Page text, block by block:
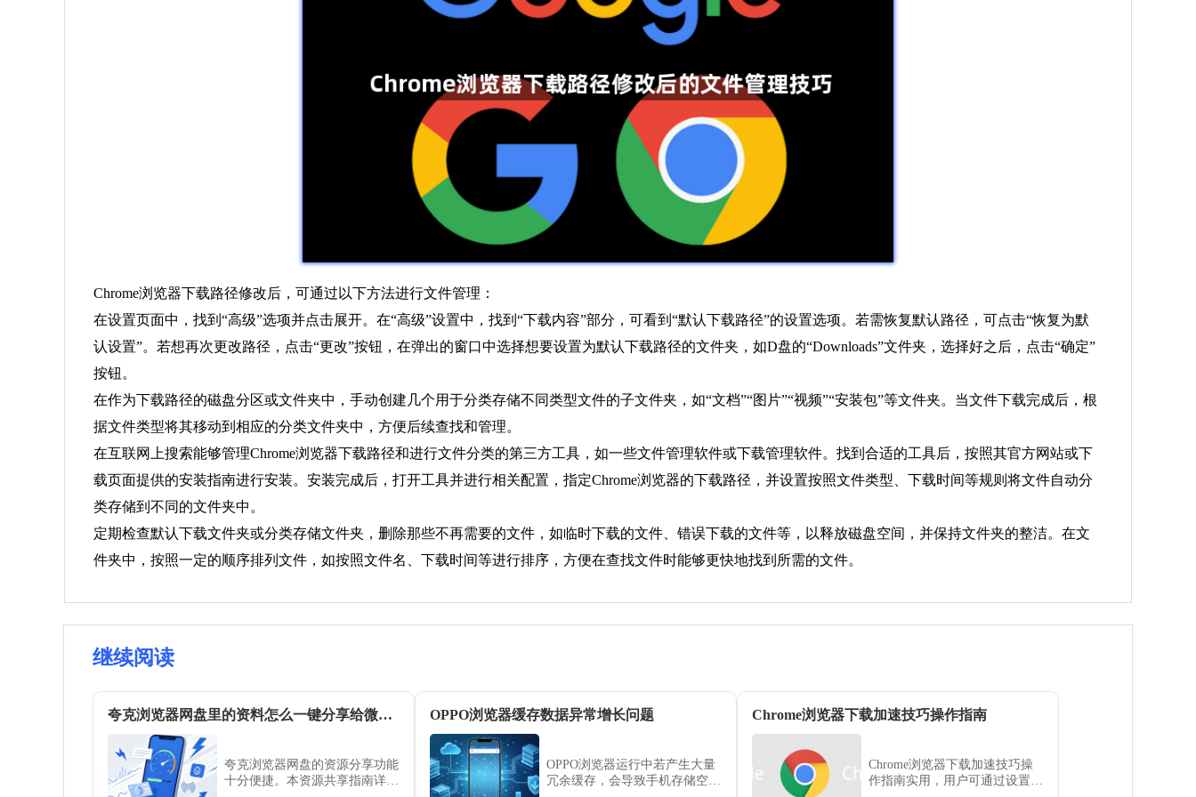
Chrome浏览器下载路径修改后，可通过以下方法进行文件管理：
在设置页面中，找到“高级”选项并点击展开。在“高级”设置中，找到“下载内容”部分，可看到“默认下载路径”的设置选项。若需恢复默认路径，可点击“恢复为默
认设置”。若想再次更改路径，点击“更改”按钮，在弹出的窗口中选择想要设置为默认下载路径的文件夹，如D盘的“Downloads”文件夹，选择好之后，点击“确定”
按钮。
在作为下载路径的磁盘分区或文件夹中，手动创建几个用于分类存储不同类型文件的子文件夹，如“文档”“图片”“视频”“安装包”等文件夹。当文件下载完成后，根
据文件类型将其移动到相应的分类文件夹中，方便后续查找和管理。
在互联网上搜索能够管理Chrome浏览器下载路径和进行文件分类的第三方工具，如一些文件管理软件或下载管理软件。找到合适的工具后，按照其官方网站或下
载页面提供的安装指南进行安装。安装完成后，打开工具并进行相关配置，指定Chrome浏览器的下载路径，并设置按照文件类型、下载时间等规则将文件自动分
类存储到不同的文件夹中。
定期检查默认下载文件夹或分类存储文件夹，删除那些不再需要的文件，如临时下载的文件、错误下载的文件等，以释放磁盘空间，并保持文件夹的整洁。在文
件夹中，按照一定的顺序排列文件，如按照文件名、下载时间等进行排序，方便在查找文件时能够更快地找到所需的文件。
继续阅读
夸克浏览器网盘里的资料怎么一键分享给微信好友
夸克浏览器网盘的资源分享功能
十分便捷。本资源共享指南详解
OPPO浏览器缓存数据异常增长问题
OPPO浏览器运行中若产生大量
冗余缓存，会导致手机存储空间
Chrome浏览器下载加速技巧操作指南
Chrome浏览器下载加速技巧操
作指南实用，用户可通过设置优